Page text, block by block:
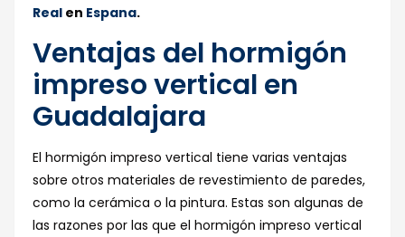
Real en Espana.
Ventajas del hormigón
impreso vertical en
Guadalajara
El hormigón impreso vertical tiene varias ventajas
sobre otros materiales de revestimiento de paredes,
como la cerámica o la pintura. Estas son algunas de
las razones por las que el hormigón impreso vertical